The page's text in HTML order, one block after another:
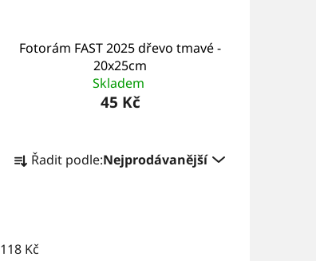
Fotorám FAST 2025 dřevo tmavé -
20x25cm
Skladem
45 Kč
Ř
a
Řadit podle:Nejprodávanější
118 Kč